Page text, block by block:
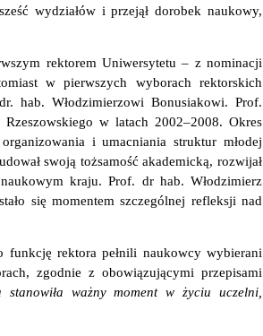
wydziałów i przejął dorobek naukowy,
rektorem Uniwersytetu – z nominacji
w pierwszych wyborach rektorskich
hab. Włodzimierzowi Bonusiakowi. Prof.
w latach 2002–2008. Okres
i umacniania struktur młodej
swoją tożsamość akademicką, rozwijał
kraju. Prof. dr hab. Włodzimierz
się momentem szczególnej refleksji nad
funkcję rektora pełnili naukowcy wybierani
zgodnie z obowiązującymi przepisami
ważny moment w życiu uczelni,